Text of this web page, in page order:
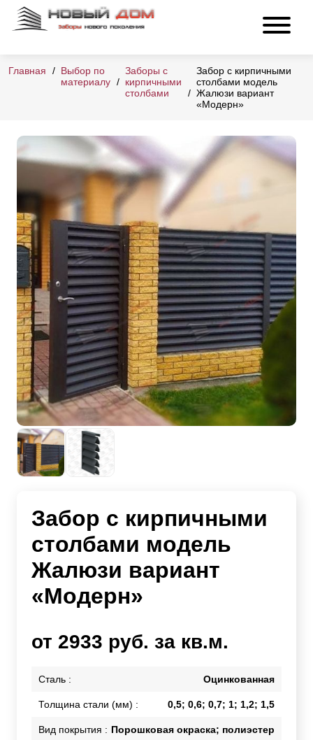
Главная
Выбор по
материалу
Заборы с
кирпичными
столбами
Забор с кирпичными
столбами модель
Жалюзи вариант
«Модерн»
Забор с кирпичными
столбами модель
Жалюзи вариант
«Модерн»
от 2933 руб. за кв.м.
Сталь : Оцинкованная
Толщина стали (мм) : 0,5; 0,6; 0,7; 1; 1,2; 1,5
Вид покрытия : Порошковая окраска; полиэстер